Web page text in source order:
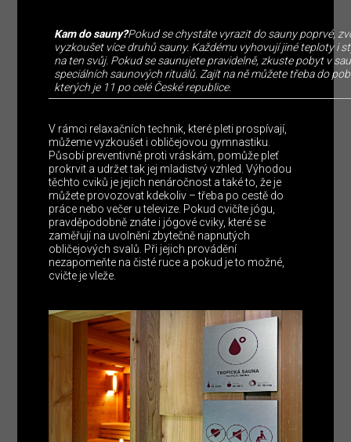
Kam do sauny?Pokud se chystáte vyrazit do sauny poprvé,
vyzkoušet více druhů sauny. Každému vyhovují jiné teploty i
na ten svůj. Pokud se saunujete pravidelně, zkuste pobyt v
speciálních saunových rituálů. Zajít na ně můžete třeba do
kterých je 11 po celé České republice.
V rámci relaxačních technik, které pleti prospívají,
můžeme vyzkoušet i obličejovou gymnastiku.
Působí preventivně proti vráskám, pomůže pleť
prokrvit a udržet tak jej mladistvý vzhled. Výhodou
těchto cviků je jejich nenáročnost a také to, že je
můžete provozovat kdekoliv – třeba po cestě do
práce nebo večer u televize. Pokud cvičíte jógu,
pravděpodobně znáte i jógové cviky, které se
zaměřují na uvolnění zbytečně napnutých
obličejových svalů. Při jejich provádění
nezapomeňte na čisté ruce a pokud je to možné,
cvičte je vleže.